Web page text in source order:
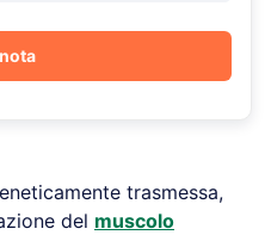
trasmessa,
del muscolo